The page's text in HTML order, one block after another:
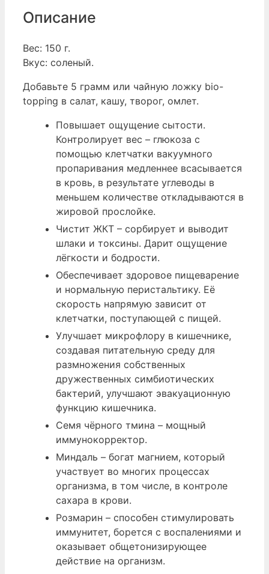
Описание
Вес: 150 г.
Вкус: соленый.
Добавьте 5 грамм или чайную ложку bio-
topping в салат, кашу, творог, омлет.
Повышает ощущение сытости.
Контролирует вес – глюкоза с
помощью клетчатки вакуумного
пропаривания медленнее всасывается
в кровь, в результате углеводы в
меньшем количестве откладываются в
жировой прослойке.
Чистит ЖКТ – сорбирует и выводит
шлаки и токсины. Дарит ощущение
лёгкости и бодрости.
Обеспечивает здоровое пищеварение
и нормальную перистальтику. Её
скорость напрямую зависит от
клетчатки, поступающей с пищей.
Улучшает микрофлору в кишечнике,
создавая питательную среду для
размножения собственных
дружественных симбиотических
бактерий, улучшают эвакуационную
функцию кишечника.
Семя чёрного тмина – мощный
иммунокорректор.
Миндаль – богат магнием, который
участвует во многих процессах
организма, в том числе, в контроле
сахара в крови.
Розмарин – способен стимулировать
иммунитет, борется с воспалениями и
оказывает общетонизирующее
действие на организм.